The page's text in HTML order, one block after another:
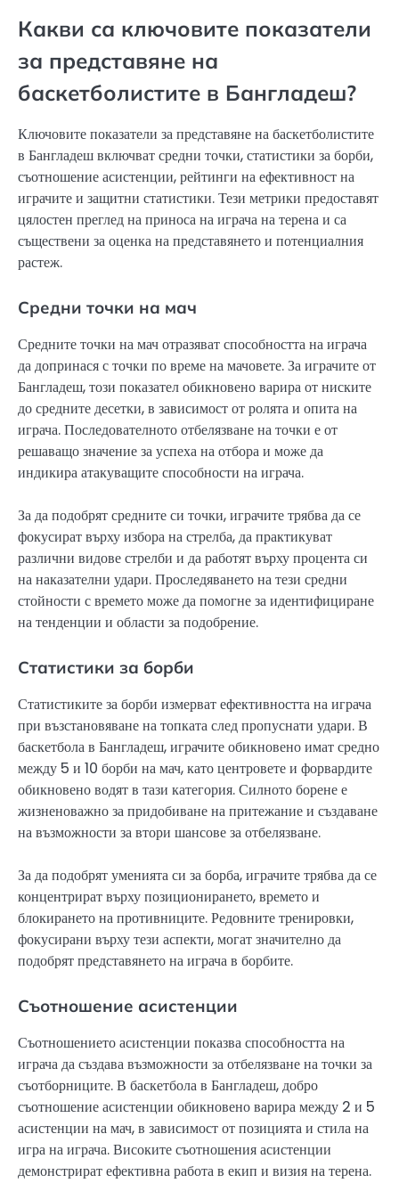
Какви са ключовите показатели
за представяне на
баскетболистите в Бангладеш?
Ключовите показатели за представяне на баскетболистите
в Бангладеш включват средни точки, статистики за борби,
съотношение асистенции, рейтинги на ефективност на
играчите и защитни статистики. Тези метрики предоставят
цялостен преглед на приноса на играча на терена и са
съществени за оценка на представянето и потенциалния
растеж.
Средни точки на мач
Средните точки на мач отразяват способността на играча
да допринася с точки по време на мачовете. За играчите от
Бангладеш, този показател обикновено варира от ниските
до средните десетки, в зависимост от ролята и опита на
играча. Последователното отбелязване на точки е от
решаващо значение за успеха на отбора и може да
индикира атакуващите способности на играча.
За да подобрят средните си точки, играчите трябва да се
фокусират върху избора на стрелба, да практикуват
различни видове стрелби и да работят върху процента си
на наказателни удари. Проследяването на тези средни
стойности с времето може да помогне за идентифициране
на тенденции и области за подобрение.
Статистики за борби
Статистиките за борби измерват ефективността на играча
при възстановяване на топката след пропуснати удари. В
баскетбола в Бангладеш, играчите обикновено имат средно
между 5 и 10 борби на мач, като центровете и форвардите
обикновено водят в тази категория. Силното борене е
жизненоважно за придобиване на притежание и създаване
на възможности за втори шансове за отбелязване.
За да подобрят уменията си за борба, играчите трябва да се
концентрират върху позиционирането, времето и
блокирането на противниците. Редовните тренировки,
фокусирани върху тези аспекти, могат значително да
подобрят представянето на играча в борбите.
Съотношение асистенции
Съотношението асистенции показва способността на
играча да създава възможности за отбелязване на точки за
съотборниците. В баскетбола в Бангладеш, добро
съотношение асистенции обикновено варира между 2 и 5
асистенции на мач, в зависимост от позицията и стила на
игра на играча. Високите съотношения асистенции
демонстрират ефективна работа в екип и визия на терена.